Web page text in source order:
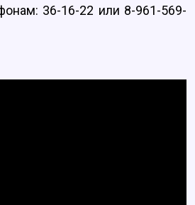
36-16-22 или 8-961-569-